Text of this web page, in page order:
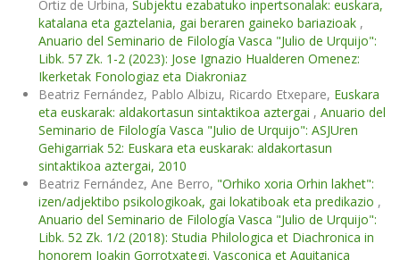
Ortiz de Urbina, Subjektu ezabatuko inpertsonalak: euskara,
katalana eta gaztelania, gai beraren gaineko bariazioak ,
Anuario del Seminario de Filología Vasca "Julio de Urquijo":
Libk. 57 Zk. 1-2 (2023): Jose Ignazio Hualderen Omenez:
Ikerketak Fonologiaz eta Diakroniaz
Beatriz Fernández, Pablo Albizu, Ricardo Etxepare, Euskara
eta euskarak: aldakortasun sintaktikoa aztergai , Anuario del
Seminario de Filología Vasca "Julio de Urquijo": ASJUren
Gehigarriak 52: Euskara eta euskarak: aldakortasun
sintaktikoa aztergai, 2010
Beatriz Fernández, Ane Berro, "Orhiko xoria Orhin lakhet":
izen/adjektibo psikologikoak, gai lokatiboak eta predikazio ,
Anuario del Seminario de Filología Vasca "Julio de Urquijo":
Libk. 52 Zk. 1/2 (2018): Studia Philologica et Diachronica in
honorem Joakin Gorrotxategi. Vasconica et Aquitanica